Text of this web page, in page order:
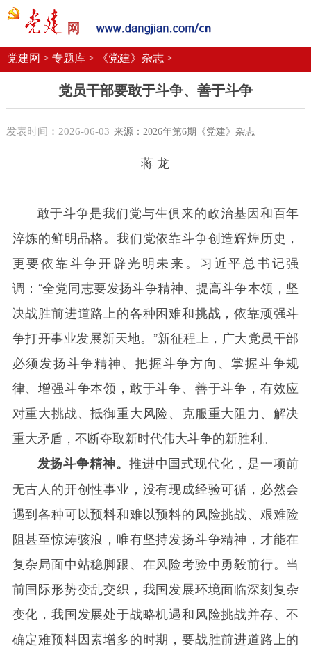
党建要闻
机关党建
校园党建 企业党建
党建网 > 专题库 > 《党建》杂志 >
党员干部要敢于斗争、善于斗争
发表时间：2026-06-03 来源：2026年第6期《党建》杂志
蒋 龙
敢于斗争是我们党与生俱来的政治基因和百年
淬炼的鲜明品格。我们党依靠斗争创造辉煌历史，
更要依靠斗争开辟光明未来。习近平总书记强
调：“全党同志要发扬斗争精神、提高斗争本领，坚
决战胜前进道路上的各种困难和挑战，依靠顽强斗
争打开事业发展新天地。”新征程上，广大党员干部
必须发扬斗争精神、把握斗争方向、掌握斗争规
律、增强斗争本领，敢于斗争、善于斗争，有效应
对重大挑战、抵御重大风险、克服重大阻力、解决
重大矛盾，不断夺取新时代伟大斗争的新胜利。
发扬斗争精神。 推进中国式现代化，是一项前
无古人的开创性事业，没有现成经验可循，必然会
遇到各种可以预料和难以预料的风险挑战、艰难险
阻甚至惊涛骇浪，唯有坚持发扬斗争精神，才能在
复杂局面中站稳脚跟、在风险考验中勇毅前行。当
前国际形势变乱交织，我国发展环境面临深刻复杂
变化，我国发展处于战略机遇和风险挑战并存、不
确定难预料因素增多的时期，要战胜前进道路上的